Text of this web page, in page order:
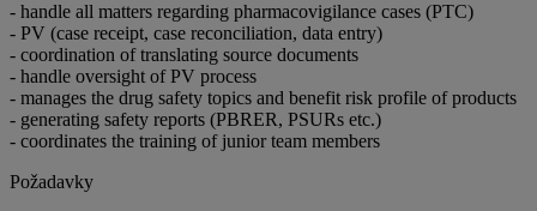
- handle all matters regarding pharmacovigilance cases (PTC)
- PV (case receipt, case reconciliation, data entry)
- coordination of translating source documents
- handle oversight of PV process
- manages the drug safety topics and benefit risk profile of products
- generating safety reports (PBRER, PSURs etc.)
- coordinates the training of junior team members
Požadavky